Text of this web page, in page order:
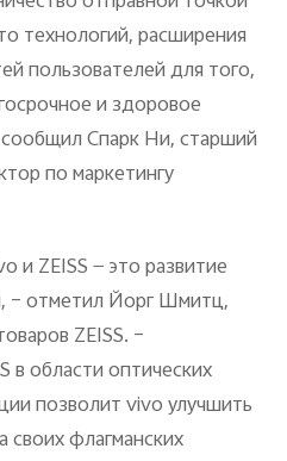
технологий, расширения
пользователей для того,
и здоровое
Спарк Ни, старший
по маркетингу
и ZEISS — это развитие
– отметил Йорг Шмитц,
ZEISS. –
в области оптических
позволит vivo улучшить
флагманских